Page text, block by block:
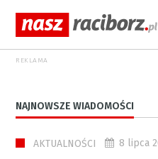
REKLAMA
NAJNOWSZE WIADOMOŚCI
AKTUALNOŚCI 8 lipca